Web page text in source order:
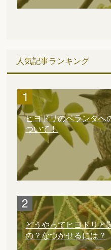
人気記事ランキング
ヒヨドリのベランダへ
ついて！
どうやってヒヨドリと
の？なつかせるには？